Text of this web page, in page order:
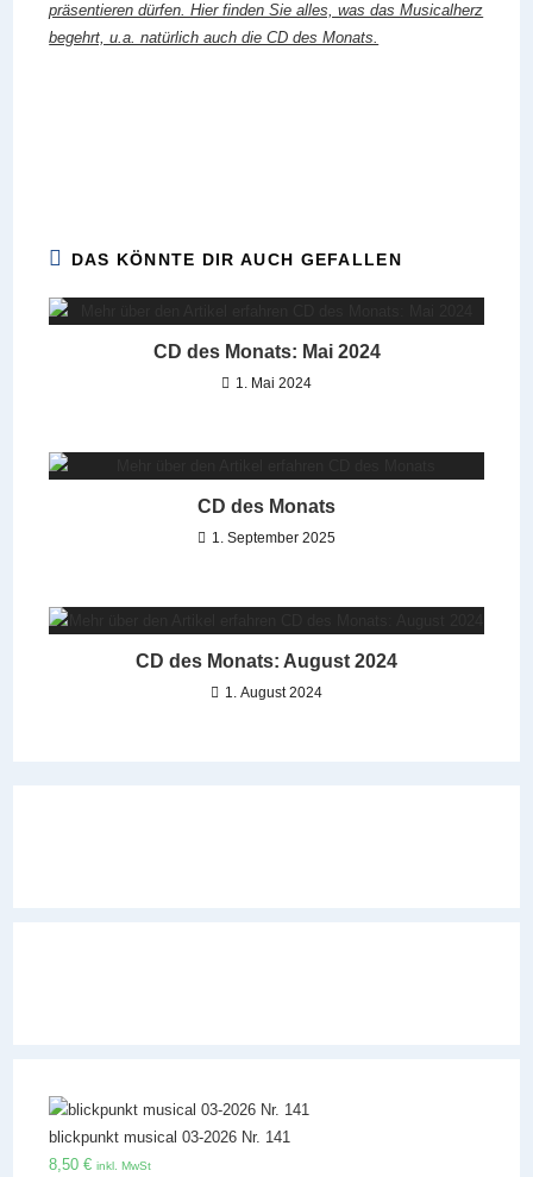
präsentieren dürfen. Hier finden Sie alles, was das Musicalherz
begehrt, u.a. natürlich auch die CD des Monats.
DAS KÖNNTE DIR AUCH GEFALLEN
CD des Monats: Mai 2024
1. Mai 2024
CD des Monats
1. September 2025
CD des Monats: August 2024
1. August 2024
blickpunkt musical 03-2026 Nr. 141
8,50€ inkl. MwSt